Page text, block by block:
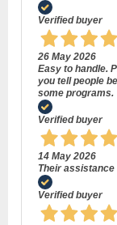
Verified buyer
26 May 2026
Easy to handle.
you tell people
some programs.
Verified buyer
14 May 2026
Their assistance
Verified buyer